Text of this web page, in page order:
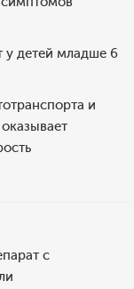
у детей младше 6
и
с